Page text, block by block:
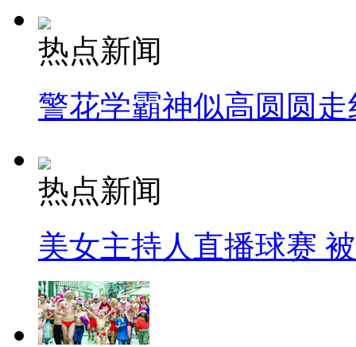
热点新闻
警花学霸神似高圆圆走
热点新闻
美女主持人直播球赛